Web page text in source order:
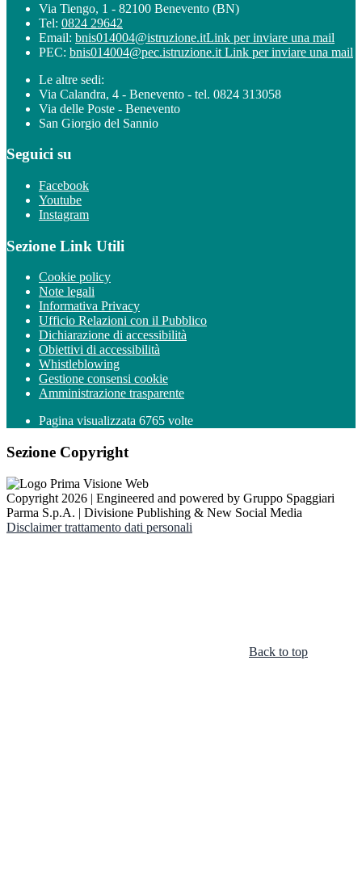
Via Tiengo, 1 - 82100 Benevento (BN)
Tel: 0824 29642
Email: bnis014004@istruzione.itLink per inviare una mail
PEC: bnis014004@pec.istruzione.it Link per inviare una mail
Le altre sedi:
Via Calandra, 4 - Benevento - tel. 0824 313058
Via delle Poste - Benevento
San Giorgio del Sannio
Seguici su
Facebook
Youtube
Instagram
Sezione Link Utili
Cookie policy
Note legali
Informativa Privacy
Ufficio Relazioni con il Pubblico
Dichiarazione di accessibilità
Obiettivi di accessibilità
Whistleblowing
Gestione consensi cookie
Amministrazione trasparente
Pagina visualizzata 6765 volte
Sezione Copyright
Copyright 2026 | Engineered and powered by Gruppo Spaggiari
Parma S.p.A. | Divisione Publishing & New Social Media
Disclaimer trattamento dati personali
Back to top